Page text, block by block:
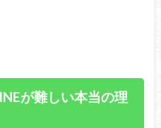
が難しい本当の理